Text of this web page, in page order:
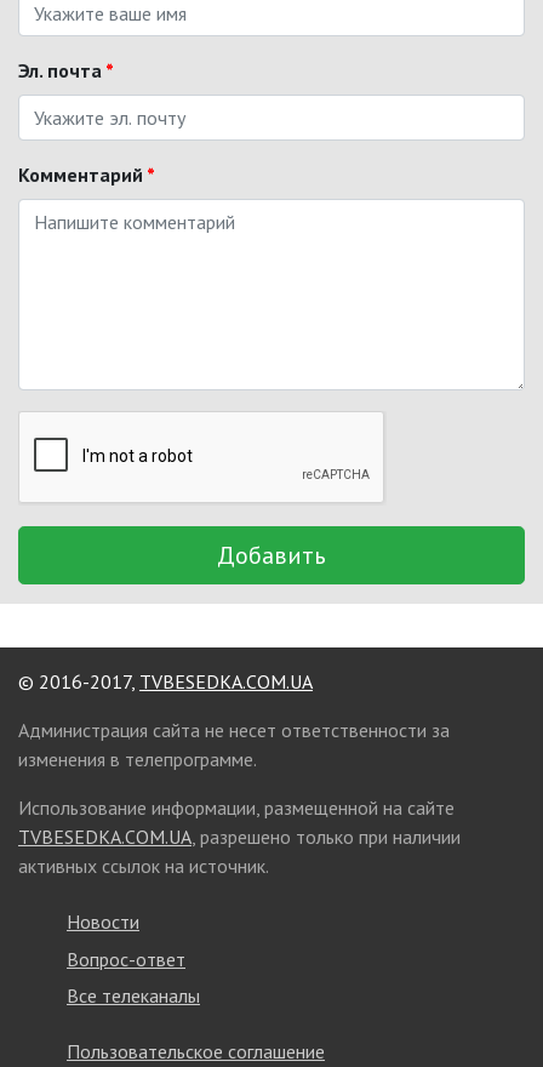
Эл. почта *
Комментарий *
Добавить
© 2016-2017, TVBESEDKA.COM.UA
Администрация сайта не несет ответственности за
изменения в телепрограмме.
Использование информации, размещенной на сайте
TVBESEDKA.COM.UA , разрешено только при наличии
активных ссылок на источник.
Новости
Вопрос-ответ
Все телеканалы
Пользовательское соглашение